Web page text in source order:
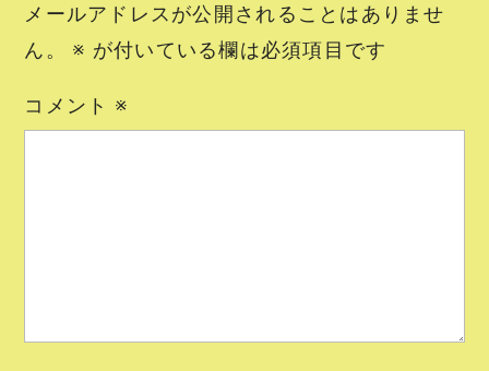
メールアドレスが公開されることはありませ
ん。
※ が付いている欄は必須項目です
コメント ※